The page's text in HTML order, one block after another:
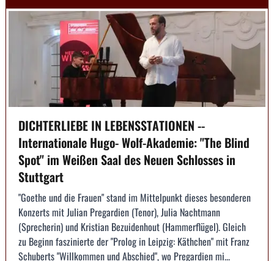
DICHTERLIEBE IN LEBENSSTATIONEN --
Internationale Hugo- Wolf-Akademie: "The Blind
Spot" im Weißen Saal des Neuen Schlosses in
Stuttgart
"Goethe und die Frauen" stand im Mittelpunkt dieses besonderen
Konzerts mit Julian Pregardien (Tenor), Julia Nachtmann
(Sprecherin) und Kristian Bezuidenhout (Hammerflügel). Gleich
zu Beginn faszinierte der "Prolog in Leipzig: Käthchen" mit Franz
Schuberts "Willkommen und Abschied", wo Pregardien mi...